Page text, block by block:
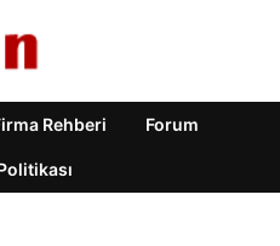
Rehberi Forum